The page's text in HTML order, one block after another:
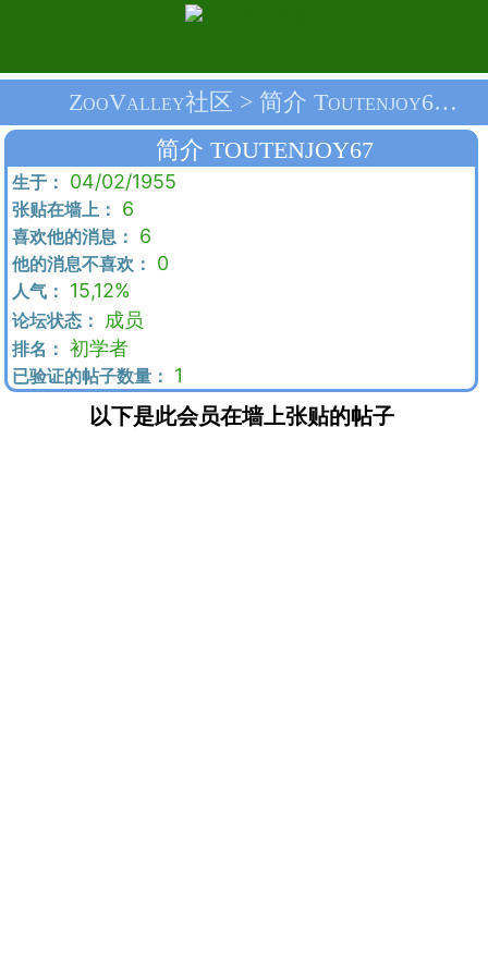
ZooValley社区 > 简介 Toutenjoy67 > 首页
简介 TOUTENJOY67
生于： 04/02/1955
张贴在墙上： 6
喜欢他的消息： 6
他的消息不喜欢： 0
人气： 15,12%
论坛状态： 成员
排名： 初学者
已验证的帖子数量： 1
以下是此会员在墙上张贴的帖子